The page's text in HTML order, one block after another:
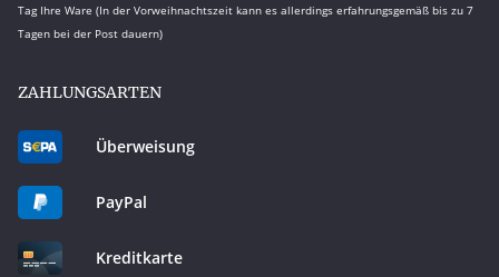
Tag Ihre Ware (In der Vorweihnachtszeit kann es allerdings erfahrungsgemäß bis zu 7
Tagen bei der Post dauern)
ZAHLUNGSARTEN
Überweisung
PayPal
Kreditkarte